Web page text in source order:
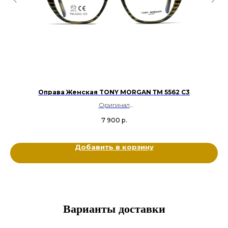
Оправа Женская TONY MORGAN ТМ 5562 C3
Оригинал
Цвет: Черный, Желтый, Синий, Белый
7 900 р.
Добавить в корзину
Варианты доставки